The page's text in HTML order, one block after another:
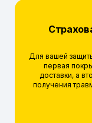
Для вашей
первая
доставки, а
получения